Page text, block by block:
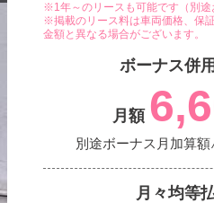
※1年～のリースも可能です（別途
※掲載のリース料は車両価格、保
金額と異なる場合がございます。
ボーナス併
月額
別途ボーナス月加算額
月々均等